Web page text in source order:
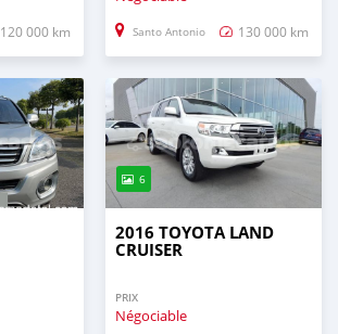
120 000 km Santo Antonio 130 000 km
6
2016 TOYOTA LAND
CRUISER
PRIX
Négociable